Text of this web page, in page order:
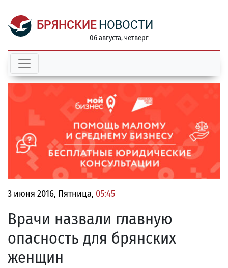
БРЯНСКИЕ НОВОСТИ
06 августа, четверг
3 июня 2016, Пятница, 05:45
Врачи назвали главную
опасность для брянских
женщин